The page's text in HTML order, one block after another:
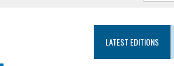
LATEST EDITIONS